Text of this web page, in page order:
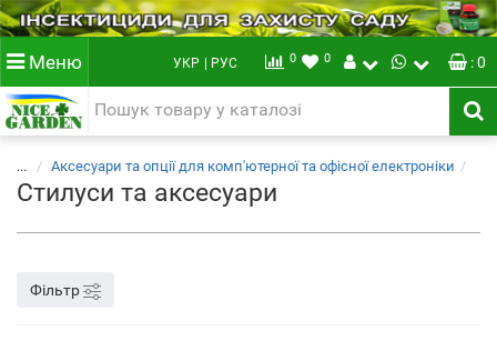
Меню УКР | РУС 0 0 : 0
... Аксесуари та опції для комп'ютерної та офісної електроніки
Стилуси та аксесуари
Фільтр